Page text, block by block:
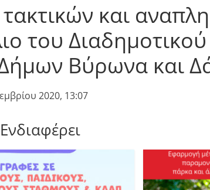
και
του
Βύρωνα και
2020, 13:07